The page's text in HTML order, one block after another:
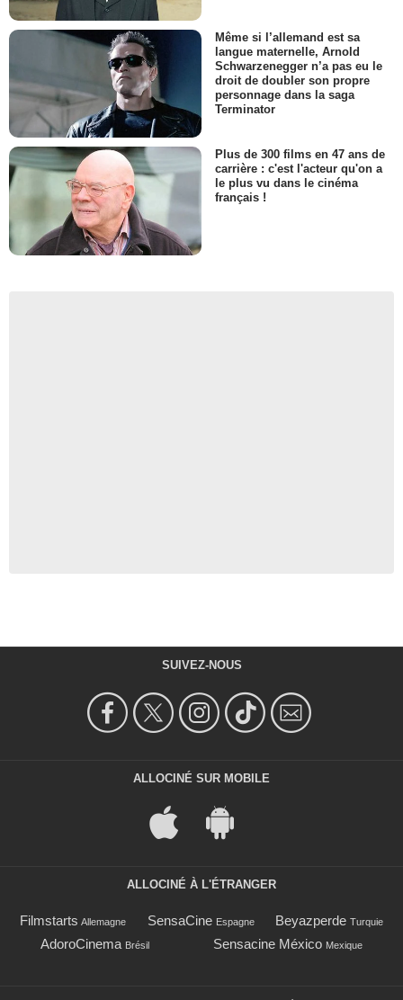
Même si l’allemand est sa
langue maternelle, Arnold
Schwarzenegger n’a pas eu le
droit de doubler son propre
personnage dans la saga
Terminator
Plus de 300 films en 47 ans de
carrière : c'est l'acteur qu'on a
le plus vu dans le cinéma
français !
SUIVEZ-NOUS
ALLOCINÉ SUR MOBILE
ALLOCINÉ À L'ÉTRANGER
Filmstarts Allemagne SensaCine Espagne Beyazperde Turquie
AdoroCinema Brésil Sensacine México Mexique